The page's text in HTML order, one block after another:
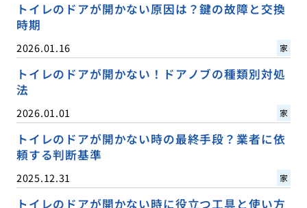
トイレのドアが開かない原因は？鍵の故障と交換
時期
2026.01.16 家
トイレのドアが開かない！ドアノブの種類別対処
法
2026.01.01 家
トイレのドアが開かない時の最終手段？業者に依
頼する判断基準
2025.12.31 家
トイレのドアが開かない時に役立つ工具と使い方